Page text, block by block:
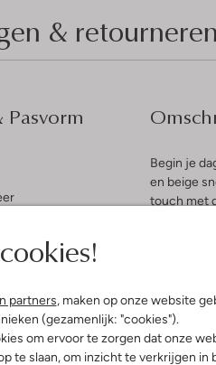
partners, maken op onze website
(gezamenlijk: "cookies").
om ervoor te zorgen dat onze
te slaan, om inzicht te verkrijgen in
& retourneren
Pasvorm
Begin je
en beige
touch met
perfect
je beste
en een